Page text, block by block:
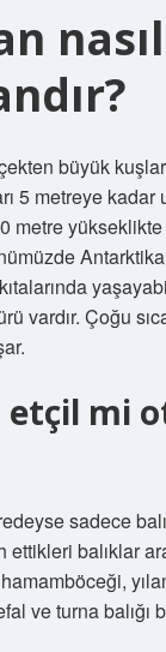
büyük
5 metreye
metre yükseklikte
vardır. Çoğu
etçil mi
sadece
ettikleri balıklar
ve turna balığı